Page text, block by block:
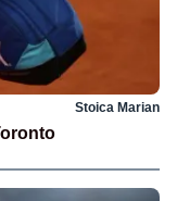
Stoica Marian